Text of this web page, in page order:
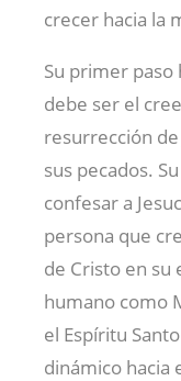
crecer hacia la
Su primer paso
debe ser el
resurrección
sus pecados.
confesar a
persona que
de Cristo en su
humano como
el Espíritu
dinámico hacia